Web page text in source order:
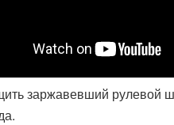
заржавевший рулевой